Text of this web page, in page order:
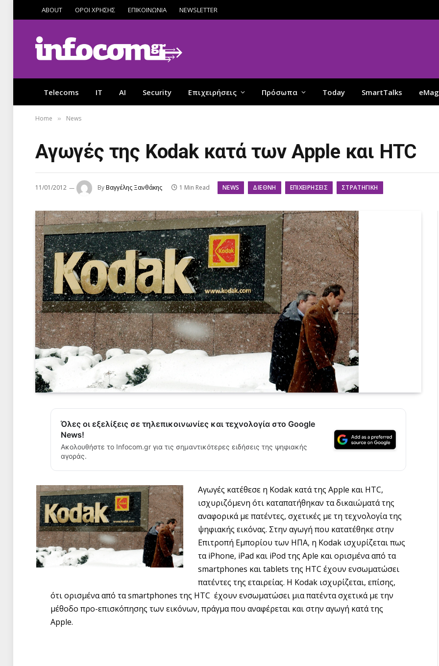
ABOUT ΟΡΟΙ ΧΡΗΣΗΣ ΕΠΙΚΟΙΝΩΝΙΑ NEWSLETTER
Telecoms IT AI Security Επιχειρήσεις Πρόσωπα Today SmartTalks
Home » News
Αγωγές της Kodak κατά των Apple και HTC
11/01/2012 ByΒαγγέλης Ξανθάκης 1 Min Read NEWS ΔΙΕΘΝΉ ΕΠΙΧΕΙΡΉΣΕΙΣ ΣΤΡΑΤΗΓΙΚΉ
Όλες οι εξελίξεις σε τηλεπικοινωνίες και τεχνολογία στο Google
News!
Ακολουθήστε το Infocom.gr για τις σημαντικότερες ειδήσεις της ψηφιακής
αγοράς.
Αγωγές κατέθεσε η Kodak κατά της Apple και HTC,
ισχυριζόμενη ότι καταπατήθηκαν τα δικαιώματά της
αναφορικά με πατέντες, σχετικές με τη τεχνολογία της
ψηφιακής εικόνας. Στην αγωγή που κατατέθηκε στην
Επιτροπή Εμπορίου των ΗΠΑ, η Kodak ισχυρίζεται πως
τα iPhone, iPad και iPod της Aple και ορισμένα από τα
smartphones και tablets της HTC έχουν ενσωματώσει
πατέντες της εταιρείας. Η Kodak ισχυρίζεται, επίσης,
ότι ορισμένα από τα smartphones της HTC έχουν ενσωματώσει μια πατέντα σχετικά με την
μέθοδο προ-επισκόπησης των εικόνων, πράγμα που αναφέρεται και στην αγωγή κατά της
Apple.